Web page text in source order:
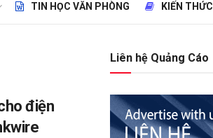
TIN HỌC VĂN PHÒNG KIẾN THỨC
điện
Liên hệ Quảng Cáo